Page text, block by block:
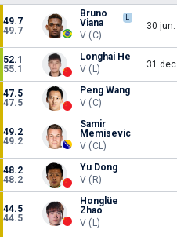
49.7
49.7
Bruno
Viana
L
V (C)
30 jun.
52.1
55.1
Longhai He
V (L)
31
47.5
47.5
Peng Wang
V (C)
49.2
49.2
Samir
Memisevic
V (CL)
48.2
48.2
Yu Dong
V (R)
44.5
44.5
Honglüe
Zhao
V (L)